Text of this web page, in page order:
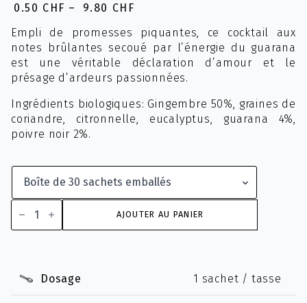
0.50 CHF – 9.80 CHF
Plage
de
prix :
0.50 CHF
à
9.80 CHF
Empli de promesses piquantes, ce cocktail aux
notes brûlantes secoué par l’énergie du guarana
est une véritable déclaration d’amour et le
présage d’ardeurs passionnées.
Ingrédients biologiques: Gingembre 50%, graines de
coriandre, citronnelle, eucalyptus, guarana 4%,
poivre noir 2%.
quantité
de
Infusion
AJOUTER AU PANIER
Dosage 1 sachet / tasse